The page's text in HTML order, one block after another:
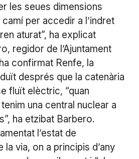
les seues dimensions
per accedir a l’indret
aturat”, ha explicat
regidor de l’Ajuntament
confirmat Renfe, la
després que la catenària
fluït elèctric, “quan
una central nuclear a
ha etzibat Barbero.
l’estat de
via, on a principis d’any